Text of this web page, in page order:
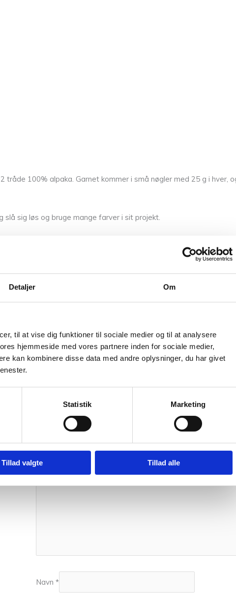
Detaljer Om
til at vise dig funktioner til sociale medier og til at analysere
hjemmeside med vores partnere inden for sociale medier,
kan kombinere disse data med andre oplysninger, du har givet
Statistik Marketing
Tillad valgte Tillad alle
tråde 100% alpaka. Garnet kommer i små nøgler med 25 g i hver,
sig løs og bruge mange farver i sit projekt.
det.
kg
Vær den første til at anmelde
Din e-mailadresse vil ikke blive publiceret. Krævede felter
Din bedømmelse
Din anmeldelse
Navn *